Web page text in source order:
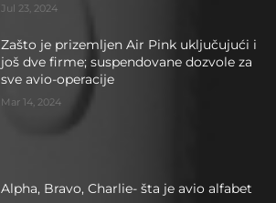
Jul 23, 2024
Zašto je prizemljen Air Pink uključujući i
još dve firme; suspendovane dozvole za
sve avio-operacije
Mar 14, 2024
Alpha, Bravo, Charlie- šta je avio alfabet